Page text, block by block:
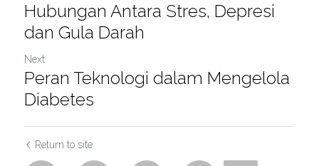
Hubungan Antara Stres, Depresi
dan Gula Darah
Next
Peran Teknologi dalam Mengelola
Diabetes
Return to site